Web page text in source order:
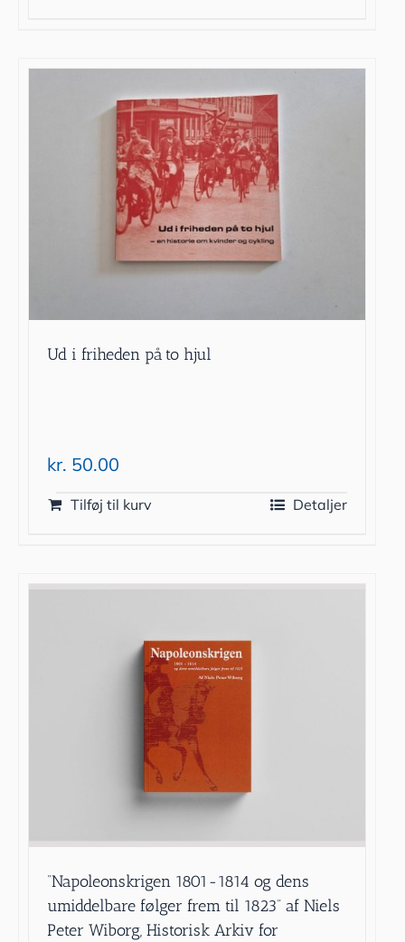
Ud i friheden på to hjul
kr. 50.00
Tilføj til kurv Detaljer
”Napoleonskrigen 1801-1814 og dens
umiddelbare følger frem til 1823” af Niels
Peter Wiborg, Historisk Arkiv for